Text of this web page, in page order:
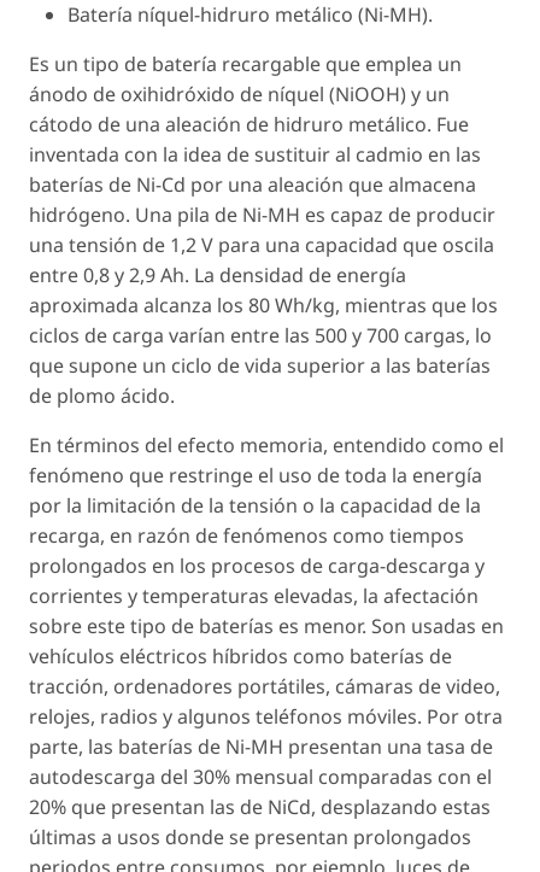
Batería níquel-hidruro metálico (Ni-MH).
Es un tipo de batería recargable que emplea un
ánodo de oxihidróxido de níquel (NiOOH) y un
cátodo de una aleación de hidruro metálico. Fue
inventada con la idea de sustituir al cadmio en las
baterías de Ni-Cd por una aleación que almacena
hidrógeno. Una pila de Ni-MH es capaz de producir
una tensión de 1,2 V para una capacidad que oscila
entre 0,8 y 2,9 Ah. La densidad de energía
aproximada alcanza los 80 Wh/kg, mientras que los
ciclos de carga varían entre las 500 y 700 cargas, lo
que supone un ciclo de vida superior a las baterías
de plomo ácido.
En términos del efecto memoria, entendido como el
fenómeno que restringe el uso de toda la energía
por la limitación de la tensión o la capacidad de la
recarga, en razón de fenómenos como tiempos
prolongados en los procesos de carga-descarga y
corrientes y temperaturas elevadas, la afectación
sobre este tipo de baterías es menor. Son usadas en
vehículos eléctricos híbridos como baterías de
tracción, ordenadores portátiles, cámaras de video,
relojes, radios y algunos teléfonos móviles. Por otra
parte, las baterías de Ni-MH presentan una tasa de
autodescarga del 30% mensual comparadas con el
20% que presentan las de NiCd, desplazando estas
últimas a usos donde se presentan prolongados